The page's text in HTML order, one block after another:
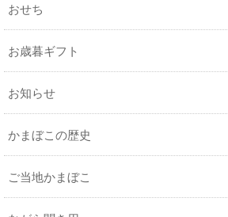
おせち
お歳暮ギフト
お知らせ
かまぼこの歴史
ご当地かまぼこ